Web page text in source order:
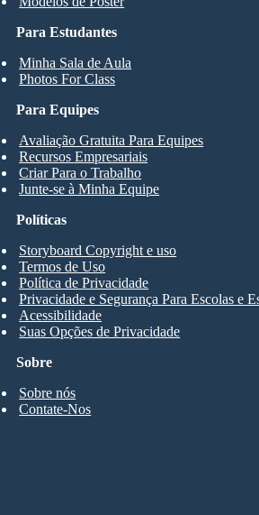
Para Estudantes
Minha Sala de Aula
Photos For Class
Para Equipes
Avaliação Gratuita Para Equipes
Recursos Empresariais
Criar Para o Trabalho
Junte-se à Minha Equipe
Sobre
Sobre nós
Contate-Nos
Políticas
Storyboard Copyright e uso
Termos de Uso
Política de Privacidade
Privacidade e Segurança Para Escolas e
Acessibilidade
Suas Opções de Privacidade